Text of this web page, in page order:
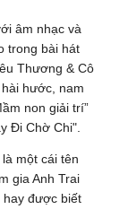
âm nhạc và
trong bài hát
Thương & Cô
hước, nam
non giải trí”
Đi Chờ Chi".
một cái tên
gia Anh Trai
hay được biết